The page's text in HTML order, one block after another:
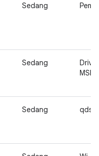
Sedang
Sedang
MSM
Sedang